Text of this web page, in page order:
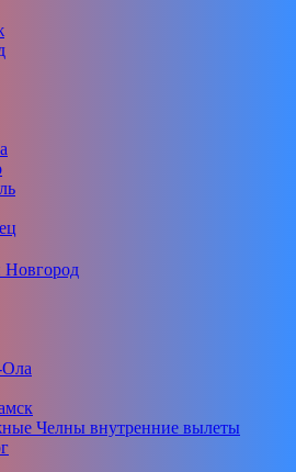
Челны внутренние вылеты